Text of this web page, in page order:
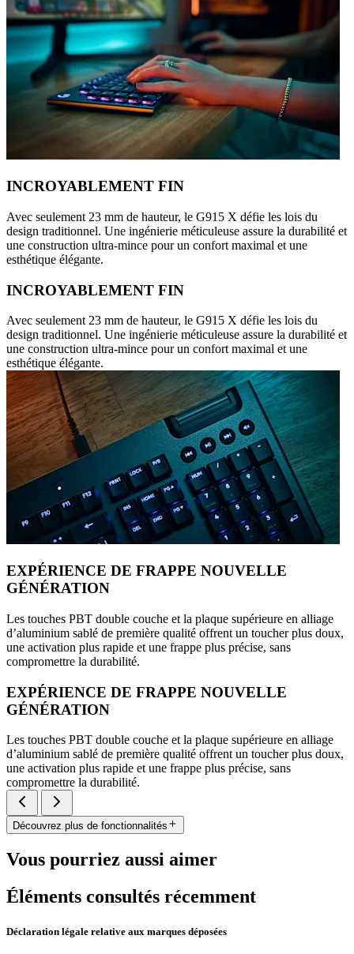
INCROYABLEMENT FIN
Avec seulement 23 mm de hauteur, le G915 X défie les lois du
design traditionnel. Une ingénierie méticuleuse assure la durabilité et
une construction ultra-mince pour un confort maximal et une
esthétique élégante.
INCROYABLEMENT FIN
Avec seulement 23 mm de hauteur, le G915 X défie les lois du
design traditionnel. Une ingénierie méticuleuse assure la durabilité et
une construction ultra-mince pour un confort maximal et une
esthétique élégante.
EXPÉRIENCE DE FRAPPE NOUVELLE
GÉNÉRATION
Les touches PBT double couche et la plaque supérieure en alliage
d’aluminium sablé de première qualité offrent un toucher plus doux,
une activation plus rapide et une frappe plus précise, sans
compromettre la durabilité.
EXPÉRIENCE DE FRAPPE NOUVELLE
GÉNÉRATION
Les touches PBT double couche et la plaque supérieure en alliage
d’aluminium sablé de première qualité offrent un toucher plus doux,
une activation plus rapide et une frappe plus précise, sans
compromettre la durabilité.
Découvrez plus de fonctionnalités
Vous pourriez aussi aimer
Éléments consultés récemment
Déclaration légale relative aux marques déposées